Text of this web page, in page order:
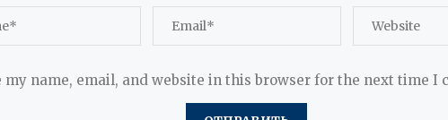
my name, email, and website in this browser for the next time I